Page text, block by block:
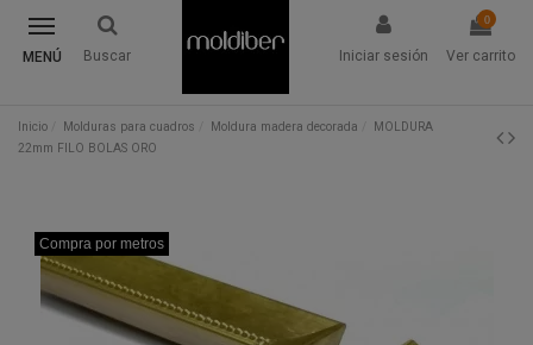
MENÚ Buscar Iniciar sesión
0
Ver carrito
Inicio Molduras para cuadros Moldura madera decorada
MOLDURA
22mm FILO BOLAS ORO
Compra por metros
Compra por metros
Compra por metros